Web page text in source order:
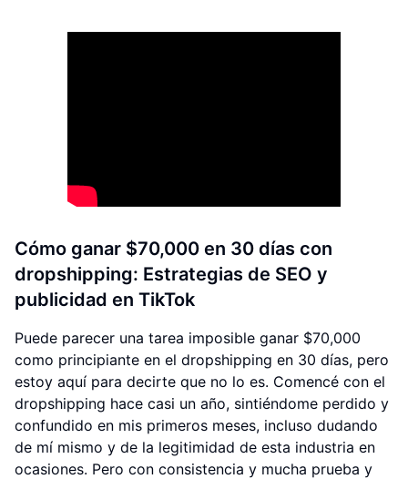
Cómo ganar $70,000 en 30 días con
dropshipping: Estrategias de SEO y
publicidad en TikTok
Puede parecer una tarea imposible ganar $70,000
como principiante en el dropshipping en 30 días, pero
estoy aquí para decirte que no lo es. Comencé con el
dropshipping hace casi un año, sintiéndome perdido y
confundido en mis primeros meses, incluso dudando
de mí mismo y de la legitimidad de esta industria en
ocasiones. Pero con consistencia y mucha prueba y